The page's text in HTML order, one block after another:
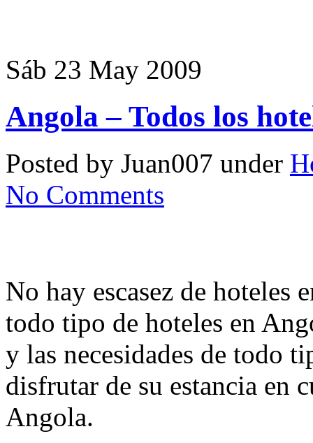
Sáb 23 May 2009
Angola – Todos los
Posted by Juan007 under
No Comments
No hay escasez de hoteles
todo tipo de hoteles en
y las necesidades de todo
disfrutar de su estancia en
Angola.